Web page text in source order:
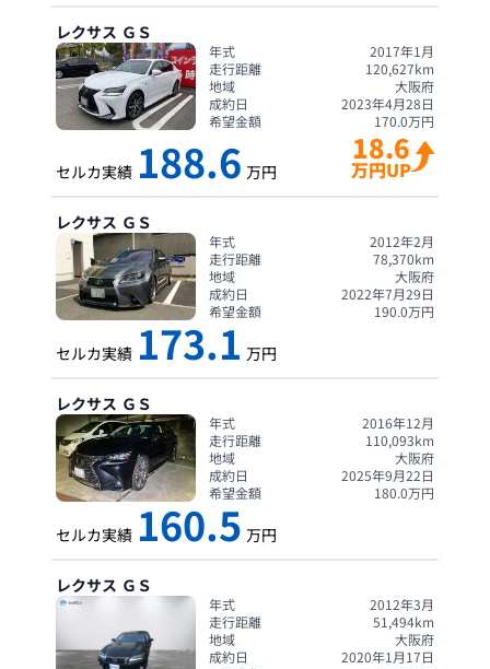
レクサス ＧＳ
年式
2017年1月
走行距離
120,627km
地域
大阪府
成約日
2023年4月28日
希望金額
170.0万円
セルカ実績 188.6 万円
18.6
万円UP
レクサス ＧＳ
年式
2012年2月
走行距離
78,370km
地域
大阪府
成約日
2022年7月29日
希望金額
190.0万円
セルカ実績 173.1 万円
レクサス ＧＳ
年式
2016年12月
走行距離
110,093km
地域
大阪府
成約日
2025年9月22日
希望金額
180.0万円
セルカ実績 160.5 万円
レクサス ＧＳ
年式
2012年3月
走行距離
51,494km
地域
大阪府
成約日
2020年1月17日